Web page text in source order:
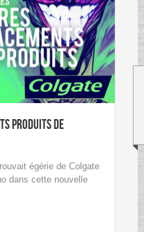
Produits De
égérie de Colgate
dans cette nouvelle